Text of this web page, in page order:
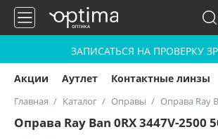
ЗАПИСАТЬСЯ НА ПРОВЕРКУ
Акции Аутлет Контактные линзы
Главная Каталог Оправы Оправа Ray
Оправа Ray Ban 0RX 3447V-2500